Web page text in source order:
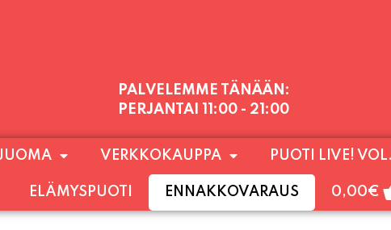
PALVELEMME TÄNÄÄN:
PERJANTAI 11:00 - 21:00
21) SUNNUNTAIHIN 16.8. SAAKKA JONKA
ELOKUUN LOPPUUN ASTI
LÄMPIMÄSTI
VERKKOKAUPPA PUOTI LIVE!
ELÄMYSPUOTI ENNAKKOVARAUS 0,00€